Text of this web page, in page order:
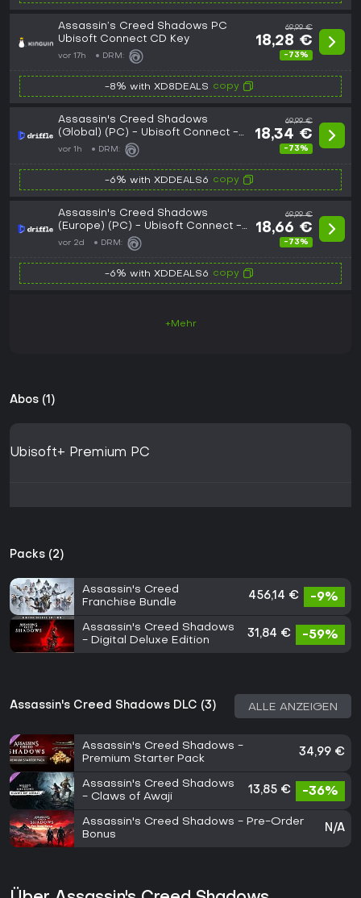
Assassin’s Creed Shadows PC
Ubisoft Connect CD Key
vor 17h DRM:
69,99 €
18,28 €
-73%
-8% with XD8DEALS copy
Assassin's Creed Shadows
(Global) (PC) - Ubisoft Connect -
Digital Key
vor 1h DRM:
69,99 €
18,34 €
-73%
-6% with XDDEALS6 copy
Assassin's Creed Shadows
(Europe) (PC) - Ubisoft Connect -
Digital Key
vor 2d DRM:
69,99 €
18,66 €
-73%
-6% with XDDEALS6 copy
+Mehr
Abos (1)
Ubisoft+ Premium PC
Packs (2)
Assassin's Creed
Franchise Bundle
456,14 € -9%
Assassin's Creed Shadows
- Digital Deluxe Edition
31,84 € -59%
Assassin's Creed Shadows DLC (3) ALLE ANZEIGEN
Assassin's Creed Shadows -
Premium Starter Pack
34,99 €
Assassin's Creed Shadows
- Claws of Awaji
13,85 € -36%
Assassin's Creed Shadows - Pre-Order
Bonus
N/A